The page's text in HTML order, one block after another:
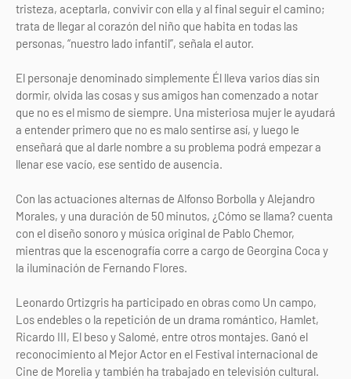
tristeza, aceptarla, convivir con ella y al final seguir el camino;
trata de llegar al corazón del niño que habita en todas las
personas, “nuestro lado infantil”, señala el autor.
El personaje denominado simplemente Él lleva varios días sin
dormir, olvida las cosas y sus amigos han comenzado a notar
que no es el mismo de siempre. Una misteriosa mujer le ayudará
a entender primero que no es malo sentirse así, y luego le
enseñará que al darle nombre a su problema podrá empezar a
llenar ese vacío, ese sentido de ausencia.
Con las actuaciones alternas de Alfonso Borbolla y Alejandro
Morales, y una duración de 50 minutos, ¿Cómo se llama? cuenta
con el diseño sonoro y música original de Pablo Chemor,
mientras que la escenografía corre a cargo de Georgina Coca y
la iluminación de Fernando Flores.
Leonardo Ortizgris ha participado en obras como Un campo,
Los endebles o la repetición de un drama romántico, Hamlet,
Ricardo III, El beso y Salomé, entre otros montajes. Ganó el
reconocimiento al Mejor Actor en el Festival internacional de
Cine de Morelia y también ha trabajado en televisión cultural.